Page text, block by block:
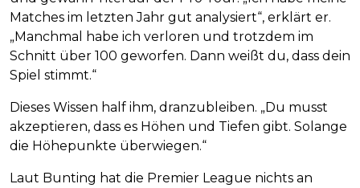
Matches im letzten Jahr gut analysiert“, erklärt er.
„Manchmal habe ich verloren und trotzdem im
Schnitt über 100 geworfen. Dann weißt du, dass dein
Spiel stimmt.“
Dieses Wissen half ihm, dranzubleiben. „Du musst
akzeptieren, dass es Höhen und Tiefen gibt. Solange
die Höhepunkte überwiegen.“
Laut Bunting hat die Premier League nichts an